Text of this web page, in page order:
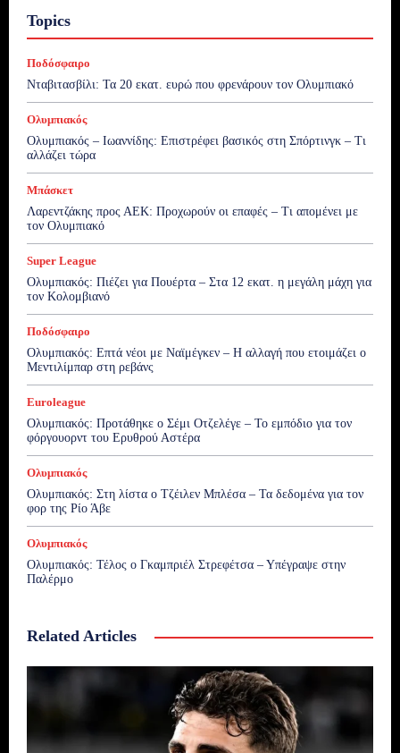
Topics
Ποδόσφαιρο
Νταβιτασβίλι: Τα 20 εκατ. ευρώ που φρενάρουν τον Ολυμπιακό
Ολυμπιακός
Ολυμπιακός – Ιωαννίδης: Επιστρέφει βασικός στη Σπόρτινγκ – Τι
αλλάζει τώρα
Μπάσκετ
Λαρεντζάκης προς ΑΕΚ: Προχωρούν οι επαφές – Τι απομένει με
τον Ολυμπιακό
Super League
Ολυμπιακός: Πιέζει για Πουέρτα – Στα 12 εκατ. η μεγάλη μάχη για
τον Κολομβιανό
Ποδόσφαιρο
Ολυμπιακός: Επτά νέοι με Ναϊμέγκεν – Η αλλαγή που ετοιμάζει ο
Μεντιλίμπαρ στη ρεβάνς
Euroleague
Ολυμπιακός: Προτάθηκε ο Σέμι Οτζελέγε – Το εμπόδιο για τον
φόργουορντ του Ερυθρού Αστέρα
Ολυμπιακός
Ολυμπιακός: Στη λίστα ο Τζέιλεν Μπλέσα – Τα δεδομένα για τον
φορ της Ρίο Άβε
Ολυμπιακός
Ολυμπιακός: Τέλος ο Γκαμπριέλ Στρεφέτσα – Υπέγραψε στην
Παλέρμο
Related Articles